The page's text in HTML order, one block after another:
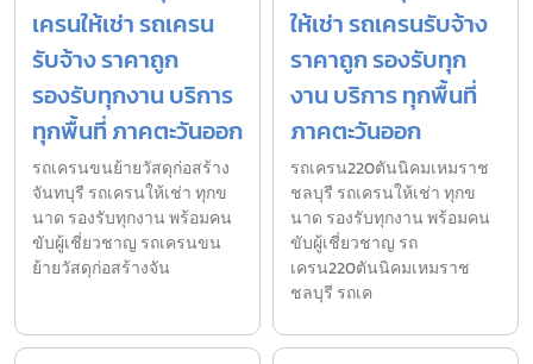
เครนให้เช่า รถเครน
รับจ้าง ราคาถูก
รองรับทุกงาน บริการ
ทุกพื้นที่ ภาคตะวันออก
รถเครนขนย้ายวัสดุก่อสร้าง
จันทบุรี รถเครนให้เช่า ทุกข
นาด รองรับทุกงาน พร้อมคน
ขับผู้เชี่ยวชาญ รถเครนขน
ย้ายวัสดุก่อสร้างจัน
ให้เช่า รถเครนรับจ้าง
ราคาถูก รองรับทุก
งาน บริการ ทุกพื้นที่
ภาคตะวันออก
รถเครน220ตันนิคมเหมราช
ชลบุรี รถเครนให้เช่า ทุกข
นาด รองรับทุกงาน พร้อมคน
ขับผู้เชี่ยวชาญ รถ
เครน220ตันนิคมเหมราช
ชลบุรี รถเค